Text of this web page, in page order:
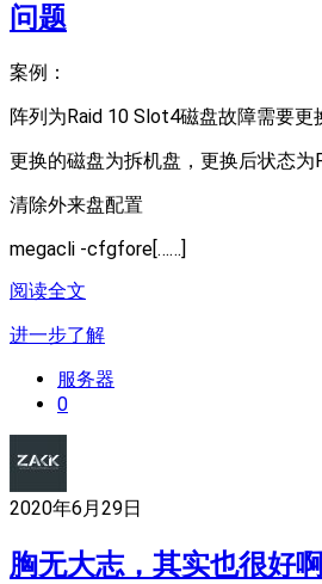
问题
案例：
阵列为Raid 10 Slot4磁盘故障需要更
更换的磁盘为拆机盘，更换后状态为
清除外来盘配置
megacli -cfgfore[……]
阅读全文
进一步了解
服务器
0
2020年6月29日
胸无大志，其实也很好